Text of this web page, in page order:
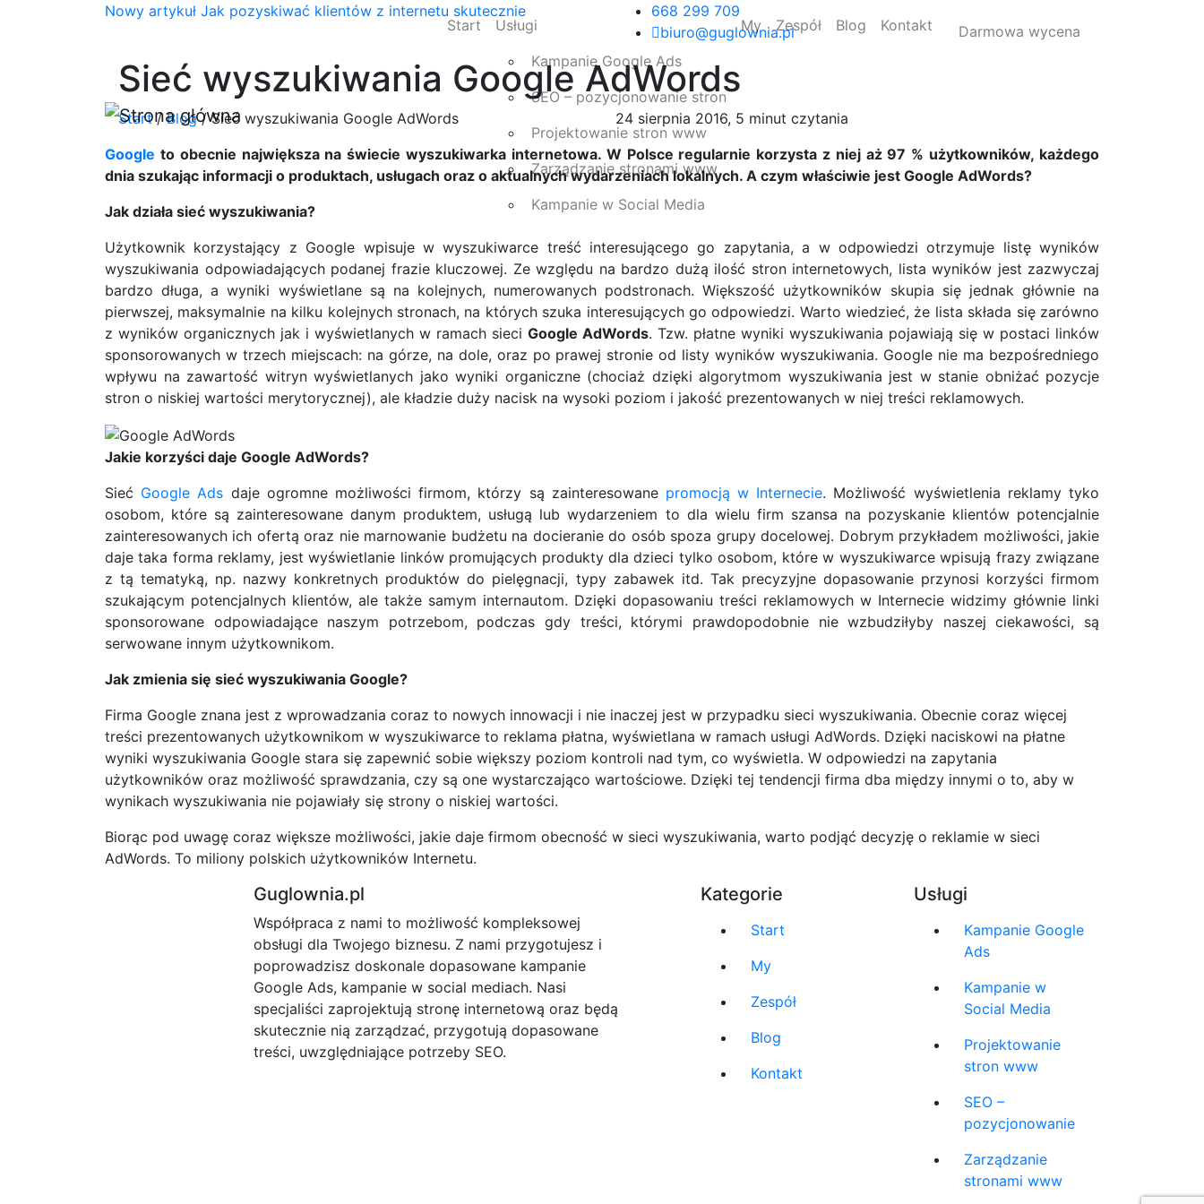
Nowy artykuł Jak pozyskiwać klientów z internetu skutecznie
668 299 709
biuro@guglownia.pl
Start
Usługi
Kampanie Google Ads
SEO – pozycjonowanie stron
Projektowanie stron www
Zarządzanie stronami www
Kampanie w Social Media
My Zespół Blog Kontakt Darmowa wycena
Sieć wyszukiwania Google AdWords
Start/Blog/Sieć wyszukiwania Google AdWords
24 sierpnia 2016, 5 minut czytania
Google to obecnie największa na świecie wyszukiwarka internetowa. W Polsce regularnie korzysta z niej aż 97 % użytkowników, każdego
dnia szukając informacji o produktach, usługach oraz o aktualnych wydarzeniach lokalnych. A czym właściwie jest Google AdWords?
Jak działa sieć wyszukiwania?
Użytkownik korzystający z Google wpisuje w wyszukiwarce treść interesującego go zapytania, a w odpowiedzi otrzymuje listę wyników
wyszukiwania odpowiadających podanej frazie kluczowej. Ze względu na bardzo dużą ilość stron internetowych, lista wyników jest zazwyczaj
bardzo długa, a wyniki wyświetlane są na kolejnych, numerowanych podstronach. Większość użytkowników skupia się jednak głównie na
pierwszej, maksymalnie na kilku kolejnych stronach, na których szuka interesujących go odpowiedzi. Warto wiedzieć, że lista składa się zarówno
z wyników organicznych jak i wyświetlanych w ramach sieci Google AdWords. Tzw. płatne wyniki wyszukiwania pojawiają się w postaci linków
sponsorowanych w trzech miejscach: na górze, na dole, oraz po prawej stronie od listy wyników wyszukiwania. Google nie ma bezpośredniego
wpływu na zawartość witryn wyświetlanych jako wyniki organiczne (chociaż dzięki algorytmom wyszukiwania jest w stanie obniżać pozycje
stron o niskiej wartości merytorycznej), ale kładzie duży nacisk na wysoki poziom i jakość prezentowanych w niej treści reklamowych.
Jakie korzyści daje Google AdWords?
Sieć Google Ads daje ogromne możliwości firmom, którzy są zainteresowane promocją w Internecie. Możliwość wyświetlenia reklamy tyko
osobom, które są zainteresowane danym produktem, usługą lub wydarzeniem to dla wielu firm szansa na pozyskanie klientów potencjalnie
zainteresowanych ich ofertą oraz nie marnowanie budżetu na docieranie do osób spoza grupy docelowej. Dobrym przykładem możliwości, jakie
daje taka forma reklamy, jest wyświetlanie linków promujących produkty dla dzieci tylko osobom, które w wyszukiwarce wpisują frazy związane
z tą tematyką, np. nazwy konkretnych produktów do pielęgnacji, typy zabawek itd. Tak precyzyjne dopasowanie przynosi korzyści firmom
szukającym potencjalnych klientów, ale także samym internautom. Dzięki dopasowaniu treści reklamowych w Internecie widzimy głównie linki
sponsorowane odpowiadające naszym potrzebom, podczas gdy treści, którymi prawdopodobnie nie wzbudziłyby naszej ciekawości, są
serwowane innym użytkownikom.
Jak zmienia się sieć wyszukiwania Google?
Firma Google znana jest z wprowadzania coraz to nowych innowacji i nie inaczej jest w przypadku sieci wyszukiwania. Obecnie coraz więcej
treści prezentowanych użytkownikom w wyszukiwarce to reklama płatna, wyświetlana w ramach usługi AdWords. Dzięki naciskowi na płatne
wyniki wyszukiwania Google stara się zapewnić sobie większy poziom kontroli nad tym, co wyświetla. W odpowiedzi na zapytania
użytkowników oraz możliwość sprawdzania, czy są one wystarczająco wartościowe. Dzięki tej tendencji firma dba między innymi o to, aby w
wynikach wyszukiwania nie pojawiały się strony o niskiej wartości.
Biorąc pod uwagę coraz większe możliwości, jakie daje firmom obecność w sieci wyszukiwania, warto podjąć decyzję o reklamie w sieci
AdWords. To miliony polskich użytkowników Internetu.
Guglownia.pl
Współpraca z nami to możliwość kompleksowej
obsługi dla Twojego biznesu. Z nami przygotujesz i
poprowadzisz doskonale dopasowane kampanie
Google Ads, kampanie w social mediach. Nasi
specjaliści zaprojektują stronę internetową oraz będą
skutecznie nią zarządzać, przygotują dopasowane
treści, uwzględniające potrzeby SEO.
Kategorie
Start
My
Zespół
Blog
Kontakt
Usługi
Kampanie Google
Ads
Kampanie w
Social Media
Projektowanie
stron www
SEO –
pozycjonowanie
Zarządzanie
stronami www